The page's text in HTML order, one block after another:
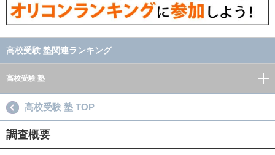
高校受験 塾関連ランキング
高校受験 塾
高校受験 塾 TOP
調査概要